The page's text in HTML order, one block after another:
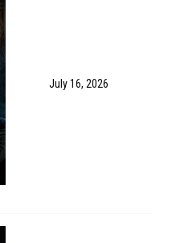
July 16, 2026